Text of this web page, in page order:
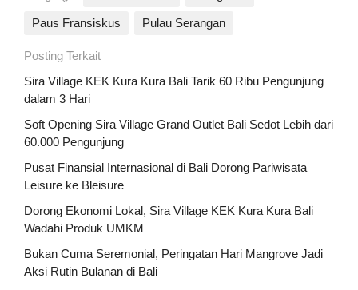
Paus Fransiskus Pulau Serangan
Posting Terkait
Sira Village KEK Kura Kura Bali Tarik 60 Ribu Pengunjung
dalam 3 Hari
Soft Opening Sira Village Grand Outlet Bali Sedot Lebih dari
60.000 Pengunjung
Pusat Finansial Internasional di Bali Dorong Pariwisata
Leisure ke Bleisure
Dorong Ekonomi Lokal, Sira Village KEK Kura Kura Bali
Wadahi Produk UMKM
Bukan Cuma Seremonial, Peringatan Hari Mangrove Jadi
Aksi Rutin Bulanan di Bali